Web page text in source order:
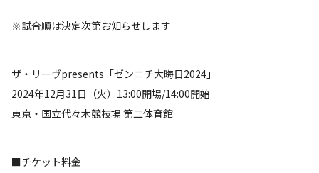
※試合順は決定次第お知らせします
ザ・リーヴpresents「ゼンニチ大晦日2024」
2024年12月31日（火）13:00開場/14:00開始
東京・国立代々木競技場 第二体育館
■チケット料金